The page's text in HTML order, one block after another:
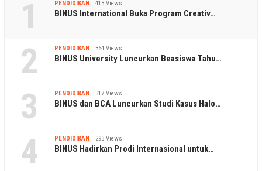
1 PENDIDIKAN 413 Views
BINUS International Buka Program Creativ…
2 PENDIDIKAN 364 Views
BINUS University Luncurkan Beasiswa Tahu…
3 PENDIDIKAN 317 Views
BINUS dan BCA Luncurkan Studi Kasus Halo…
4 PENDIDIKAN 293 Views
BINUS Hadirkan Prodi Internasional untuk…